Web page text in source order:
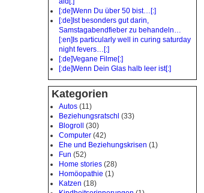
[:de]Wenn Du über 50 bist…[:]
[:de]Ist besonders gut darin,
Samstagabendfieber zu behandeln…
[:en]Is particularly well in curing saturday
night fevers…[:]
[:de]Vegane Filme[:]
[:de]Wenn Dein Glas halb leer ist[:]
Kategorien
Autos (11)
Beziehungsratschl (33)
Blogroll (30)
Computer (42)
Ehe und Beziehungskrisen (1)
Fun (52)
Home stories (28)
Homöopathie (1)
Katzen (18)